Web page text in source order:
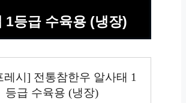
1등급 수육용 (냉장)
레시] 전통참한우 알사태 1
등급 수육용 (냉장)